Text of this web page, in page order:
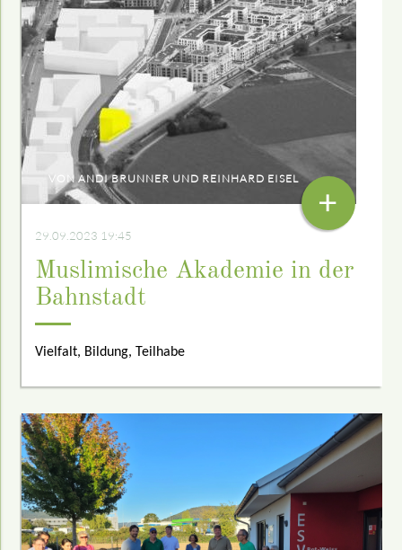
VON ANDI BRUNNER UND REINHARD EISEL
29.09.2023 19:45
Muslimische Akademie in der
Bahnstadt
Vielfalt, Bildung, Teilhabe
+